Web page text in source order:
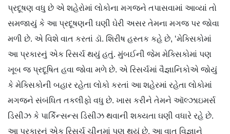
પ્રદૂષણ વધુ છે એ શહેરોમાં લોકોના મગજને તપાસવામાં આવ્યાં તો
સમજાયું કે આ પ્રદૂષણની ઘણી ઘેરી અસર તેમના મગજ પર જોવા
મળી છે. એ વિશે વાત કરતાં ડૉ. શિરીષ હસ્તક કહે છે, ‘મેક્સિકોમાં
આ પ્રકારનું એક રિસર્ચ થયું હતું. મુંબઈની જેમ મેક્સિકોમાં પણ
ખૂબ જ પ્રદૂષિત હવા જોવા મળે છે. એ રિસર્ચમાં વૈજ્ઞાનિકોએ જોયું
કે મેક્સિકોની બહાર રહેતા લોકો કરતાં આ શહેરમાં રહેતા લોકોમાં
મગજને સંબંધિત તકલીફો વધુ છે. ખાસ કરીને તેમને ઑલ્ઝાઇમર્સ
ડિસીઝ કે પાર્કિન્સન્સ ડિસીઝ થવાની શક્યતા ઘણી વધારે રહે છે.
આ પ્રકારનું એક રિસર્ચ ચીનમાં પણ થયું છે. આ વાત વિજ્ઞાને